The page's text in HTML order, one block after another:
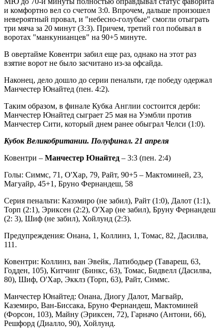
и комфортно вел со счетом 3:0. Впрочем, дальше произошел
невероятный провал, и "небесно-голубые" смогли отыграть
три мяча за 20 минут (3:3). Причем, третий гол побывал в
воротах "манкунианцев" на 90+5 минуте.
В овертайме Ковентри забил еще раз, однако на этот раз
взятие ворот не было засчитано из-за офсайда.
Наконец, дело дошло до серии пенальти, где победу одержал
Манчестер Юнайтед (пен. 4:2).
Таким образом, в финале Кубка Англии состоится дерби:
Манчестер Юнайтед сыграет 25 мая на Уэмбли против
Манчестер Сити, который днем ранее обыграл Челси (1:0).
Кубок Великобритании. Полуфинал. 21 апреля
Ковентри – Манчестер Юнайтед – 3:3 (пен. 2:4)
Голы: Симмс, 71, О'Хар, 79, Райт, 90+5 – Мактоминей, 23,
Магуайр, 45+1, Бруно Фернандеш, 58
Серия пенальти: Казэмиро (не забил), Райт (1:0), Далот (1:1),
Торп (2:1), Эриксен (2:2), О'Хар (не забил), Бруну Фернандеш
(2: 3), Шиф (не забил), Хойлунд (2:3).
Предупреждения: Онана, 1, Коллинз, 1, Томас, 82, Дасилва,
111.
Ковентри: Коллинз, ван Эвейк, Латибодьер (Тавареш, 63,
Годден, 105), Китчинг (Бинкс, 63), Томас, Бидвелл (Дасилва,
80), Шиф, О'Хар, Экклз (Торп, 63), Райт, Симмс.
Манчестер Юнайтед: Онана, Диогу Далот, Магвайр,
Каземиро, Ван-Биссака, Бруно Фернандеш, Мактоминей
(Форсон, 103), Майну (Эриксен, 72), Гарначо (Антони, 66),
Решфорд (Диалло, 90), Хойлунд.